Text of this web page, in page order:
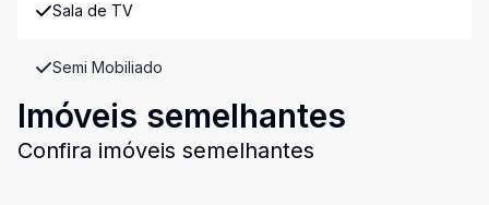
Sala de TV
Semi Mobiliado
Imóveis semelhantes
Confira imóveis semelhantes